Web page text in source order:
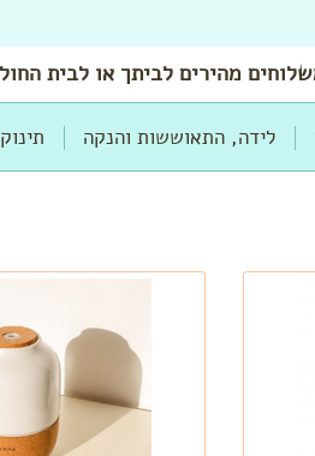
מהירים לביתך או לבית
לידה, התאוששות והנקה